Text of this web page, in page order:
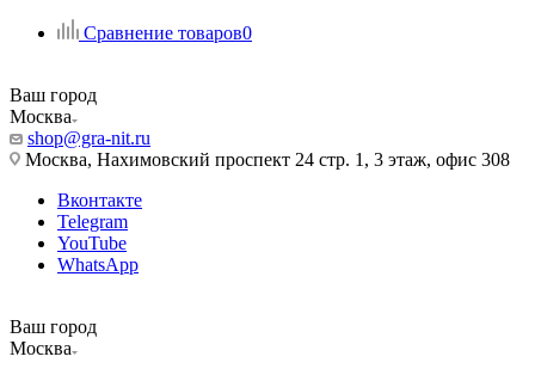
Сравнение товаров0
Ваш город
Москва
shop@gra-nit.ru
Москва, Нахимовский проспект 24 стр. 1, 3 этаж, офис 308
Вконтакте
Telegram
YouTube
WhatsApp
Ваш город
Москва